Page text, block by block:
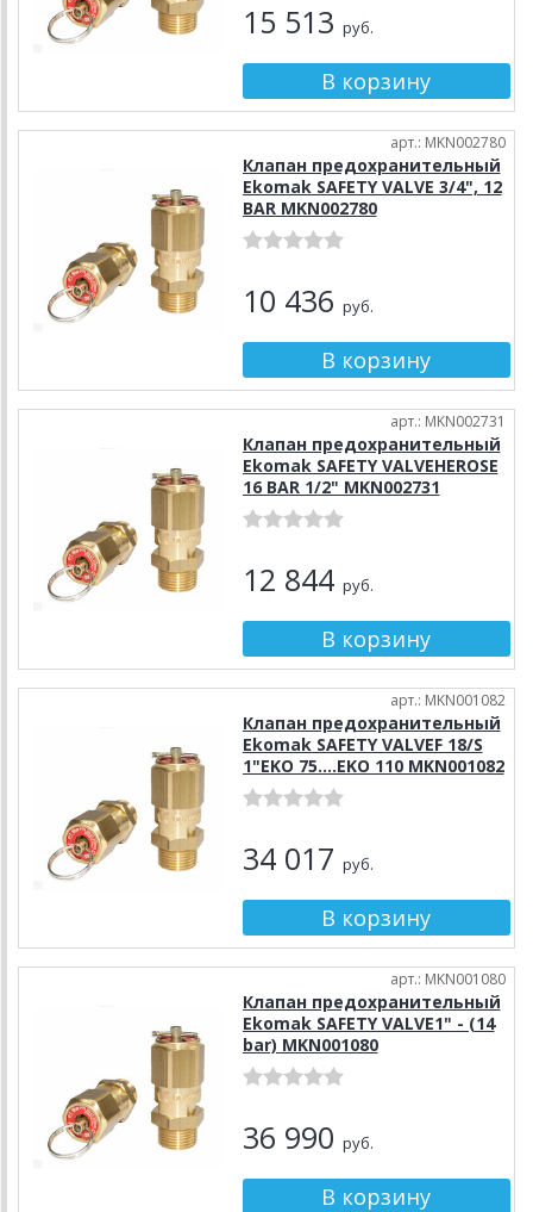
15 513 руб.
арт.: MKN002780
Клапан предохранительный
Ekomak SAFETY VALVE 3/4", 12
BAR MKN002780
10 436 руб.
арт.: MKN002731
Клапан предохранительный
Ekomak SAFETY VALVEHEROSE
16 BAR 1/2" MKN002731
12 844 руб.
арт.: MKN001082
Клапан предохранительный
Ekomak SAFETY VALVEF 18/S
1"EKO 75….EKO 110 MKN001082
34 017 руб.
арт.: MKN001080
Клапан предохранительный
Ekomak SAFETY VALVE1" - (14
bar) MKN001080
36 990 руб.